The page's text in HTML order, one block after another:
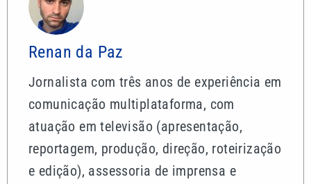
Renan da Paz
Jornalista com três anos de experiência em
comunicação multiplataforma, com
atuação em televisão (apresentação,
reportagem, produção, direção, roteirização
e edição), assessoria de imprensa e